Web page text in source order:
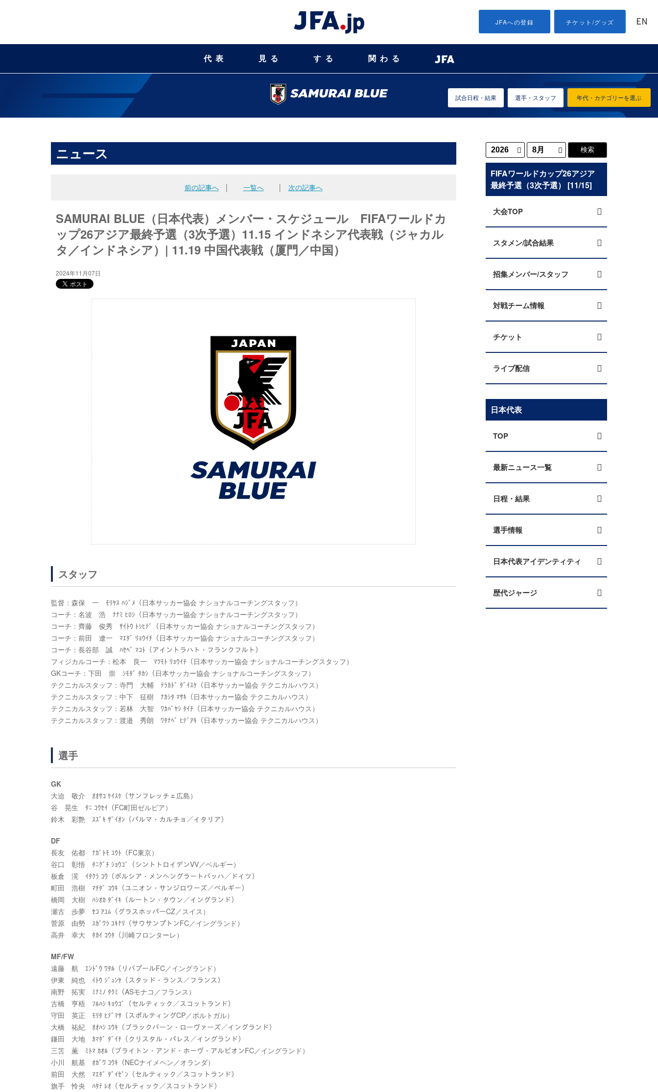
JFAへの登録 チケット/グッズ EN
代表 見る する 関わる
年代・カテゴリーを選ぶ
試合日程・結果 選手・スタッフ
ニュース
前の記事へ│ 一覧へ 次の記事へ
SAMURAI BLUE（日本代表）メンバー・スケジュール FIFAワールドカ
ップ26アジア最終予選（3次予選）11.15 インドネシア代表戦（ジャカル
タ／インドネシア）| 11.19 中国代表戦（厦門／中国）
2024年11月07日
スタッフ
監督：森保 一 ﾓﾘﾔｽ ﾊｼﾞﾒ（日本サッカー協会 ナショナルコーチングスタッフ）
コーチ：名波 浩 ﾅﾅﾐ ﾋﾛｼ（日本サッカー協会 ナショナルコーチングスタッフ）
コーチ：齊藤 俊秀 ｻｲﾄｳ ﾄｼﾋﾃﾞ（日本サッカー協会 ナショナルコーチングスタッフ）
コーチ：前田 遼一 ﾏｴﾀﾞ ﾘｮｳｲﾁ（日本サッカー協会 ナショナルコーチングスタッフ）
コーチ：長谷部 誠 ﾊｾﾍﾞ ﾏｺﾄ（アイントラハト・フランクフルト）
フィジカルコーチ：松本 良一 ﾏﾂﾓﾄ ﾘｮｳｲﾁ（日本サッカー協会 ナショナルコーチングスタッフ）
GKコーチ：下田 崇 ｼﾓﾀﾞ ﾀｶｼ（日本サッカー協会 ナショナルコーチングスタッフ）
テクニカルスタッフ：寺門 大輔 ﾃﾗｶﾄﾞ ﾀﾞｲｽｹ（日本サッカー協会 テクニカルハウス）
テクニカルスタッフ：中下 征樹 ﾅｶｼﾀ ﾏｻｷ（日本サッカー協会 テクニカルハウス）
テクニカルスタッフ：若林 大智 ﾜｶﾊﾞﾔｼ ﾀｲﾁ（日本サッカー協会 テクニカルハウス）
テクニカルスタッフ：渡邉 秀朗 ﾜﾀﾅﾍﾞ ﾋﾃﾞｱｷ（日本サッカー協会 テクニカルハウス）
選手
GK
大迫 敬介 ｵｵｻｺ ｹｲｽｹ（サンフレッチェ広島）
谷 晃生 ﾀﾆ ｺｳｾｲ（FC町田ゼルビア）
鈴木 彩艶 ｽｽﾞｷ ｻﾞｲｵﾝ（パルマ・カルチョ／イタリア）
DF
長友 佑都 ﾅｶﾞﾄﾓ ﾕｳﾄ（FC東京）
谷口 彰悟 ﾀﾆｸﾞﾁ ｼｮｳｺﾞ（シントトロイデンVV／ベルギー）
板倉 滉 ｲﾀｸﾗ ｺｳ（ボルシア・メンヘングラートバッハ／ドイツ）
町田 浩樹 ﾏﾁﾀﾞ ｺｳｷ（ユニオン・サンジロワーズ／ベルギー）
橋岡 大樹 ﾊｼｵｶ ﾀﾞｲｷ（ルートン・タウン／イングランド）
瀬古 歩夢 ｾｺ ｱﾕﾑ（グラスホッパーCZ／スイス）
菅原 由勢 ｽｶﾞﾜﾗ ﾕｷﾅﾘ（サウサンプトンFC／イングランド）
高井 幸大 ﾀｶｲ ｺｳﾀ（川崎フロンターレ）
MF/FW
遠藤 航 ｴﾝﾄﾞｳ ﾜﾀﾙ（リバプールFC／イングランド）
伊東 純也 ｲﾄｳ ｼﾞｭﾝﾔ（スタッド・ランス／フランス）
南野 拓実 ﾐﾅﾐﾉ ﾀｸﾐ（ASモナコ／フランス）
古橋 亨梧 ﾌﾙﾊｼ ｷｮｳｺﾞ（セルティック／スコットランド）
守田 英正 ﾓﾘﾀ ﾋﾃﾞﾏｻ（スポルティングCP／ポルトガル）
大橋 祐紀 ｵｵﾊｼ ﾕｳｷ（ブラックバーン・ローヴァーズ／イングランド）
鎌田 大地 ｶﾏﾀﾞ ﾀﾞｲﾁ（クリスタル・パレス／イングランド）
三笘 薫 ﾐﾄﾏ ｶｵﾙ（ブライトン・アンド・ホーヴ・アルビオンFC／イングランド）
小川 航基 ｵｶﾞﾜ ｺｳｷ（NECナイメヘン／オランダ）
前田 大然 ﾏｴﾀﾞ ﾀﾞｲｾﾞﾝ（セルティック／スコットランド）
旗手 怜央 ﾊﾀﾃ ﾚｵ（セルティック／スコットランド）
FIFAワールドカップ26アジア
最終予選（3次予選） [11/15]
大会TOP
スタメン/試合結果
招集メンバー/スタッフ
対戦チーム情報
チケット
ライブ配信
日本代表
TOP
最新ニュース一覧
日程・結果
選手情報
日本代表アイデンティティ
歴代ジャージ